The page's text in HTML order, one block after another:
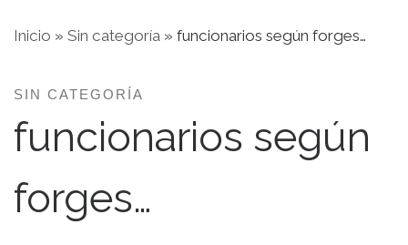
Inicio » Sin categoría » funcionarios según forges…
SIN CATEGORÍA
funcionarios según
forges…